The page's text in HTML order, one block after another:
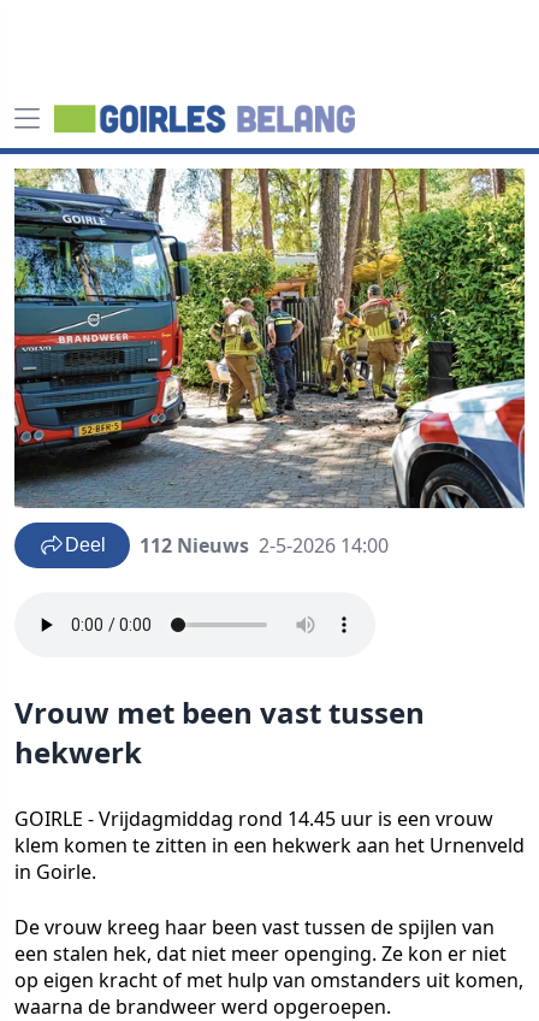
Deel 112 Nieuws 2-5-2026 14:00
Vrouw met been vast tussen
hekwerk
GOIRLE - Vrijdagmiddag rond 14.45 uur is een vrouw
klem komen te zitten in een hekwerk aan het Urnenveld
in Goirle.
De vrouw kreeg haar been vast tussen de spijlen van
een stalen hek, dat niet meer openging. Ze kon er niet
op eigen kracht of met hulp van omstanders uit komen,
waarna de brandweer werd opgeroepen.